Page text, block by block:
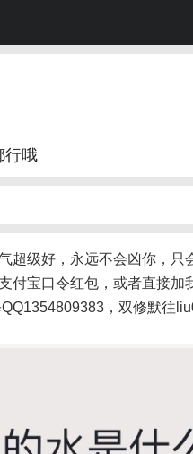
行哦
级好，永远不会凶你，只
宝口令红包，或者直接加
QQ1354809383，双修默往